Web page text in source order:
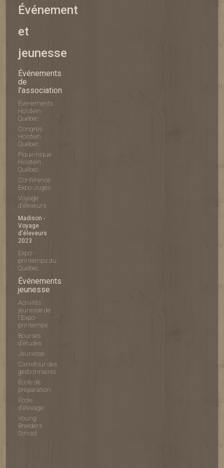
Événement
et
jeunesse
Événements
de
l'association
Événements
Holstein
Québec
Congrès
Holstein
Québec
Pique-nique
Holstein
Québec
Conférence
Expo-Juges
Voyage
d'éleveurs
Madison -
Voyage
d'éleveurs
2023
Expo-
printemps du
Québec
Événements
jeunesse
Activités
jeunesse de
l'Expo-
printemps
Bourses
d'études
Jeunesse
Carrefour des
gestionnaires
École de
préparation
École
d'élevage
Young
Breeders
School